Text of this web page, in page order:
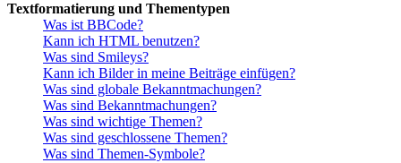
Textformatierung und Thementypen
Was ist BBCode?
Kann ich HTML benutzen?
Was sind Smileys?
Kann ich Bilder in meine Beiträge einfügen?
Was sind globale Bekanntmachungen?
Was sind Bekanntmachungen?
Was sind wichtige Themen?
Was sind geschlossene Themen?
Was sind Themen-Symbole?